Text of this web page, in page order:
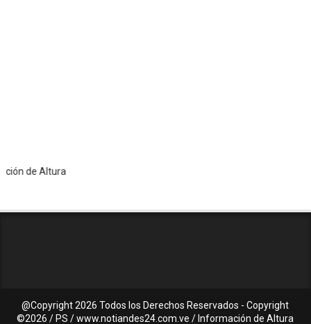
Altura
@Copyright2026 Todos los Derechos Reservados - Copyright
©2026 / PS / www.notiandes24.com.ve / Información de Altura